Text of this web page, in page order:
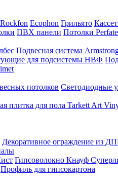
Rockfon Ecophon Грильято
ПВХ панели Потолки
Подвесная система
для подсистемы НВФ
потолков Светодиодные
плитка для пола Tarkett Art
Декоративное ограждение из
Гипсоволокно Кнауф
Профиль для гипсокартона